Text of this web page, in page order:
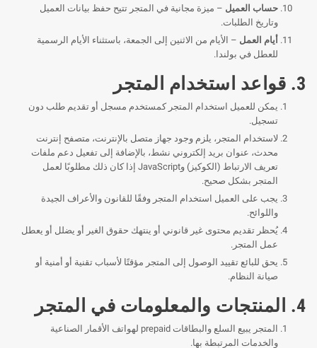
حساب العميل – ميزة مجانية في المتجر تتيح حفظ بيانات العميل
وتاريخ الطلبات.
أيام العمل – الأيام من الاثنين إلى الجمعة، باستثناء الأيام الرسمية
للعطل في بولندا.
3. قواعد استخدام المتجر
يمكن للعميل استخدام المتجر كمستخدم مسجل أو تقديم طلب دون
تسجيل.
لاستخدام المتجر، يلزم وجود جهاز متصل بالإنترنت، متصفح إنترنت
محدث، عنوان بريد إلكتروني نشط، بالإضافة إلى تفعيل دعم ملفات
تعريف الارتباط (الكوكيز) وJavaScript إذا كان ذلك مطلوبًا لعمل
المتجر بشكل صحيح.
يجب على العميل استخدام المتجر وفقًا للقانون والأعراف الجيدة
واللوائح.
يُحظر تقديم محتوى غير قانوني أو ينتهك حقوق الغير أو يضلل أو يعطل
عمل المتجر.
يحق للبائع تقييد الوصول إلى المتجر مؤقتًا لأسباب تقنية أو أمنية أو
صيانة النظام.
4. المنتجات والمعلومات في المتجر
المتجر يبيع السلع والبطاقات prepaid لهواتف الأقمار الصناعية
والخدمات المرتبطة بها.